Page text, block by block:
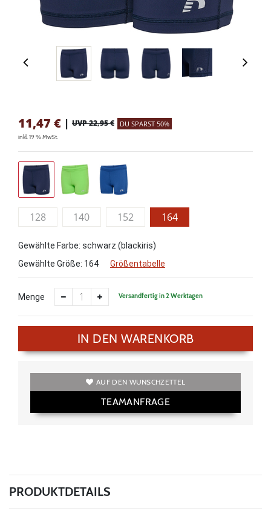
11,47 € | UVP 22,95 € DU SPARST 50%
inkl. 19 % MwSt.
128 140 152 164
Gewählte Farbe: schwarz (blackiris)
Gewählte Größe: 164 Größentabelle
Menge Versandfertig in 2 Werktagen
IN DEN WARENKORB
AUF DEN WUNSCHZETTEL
TEAMANFRAGE
PRODUKTDETAILS